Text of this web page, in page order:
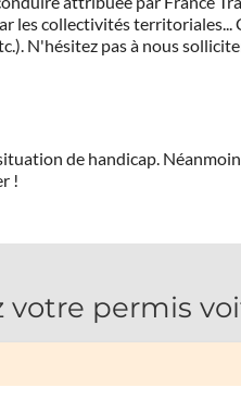
les collectivités
N'hésitez pas à nous
de handicap.
!
votre permis